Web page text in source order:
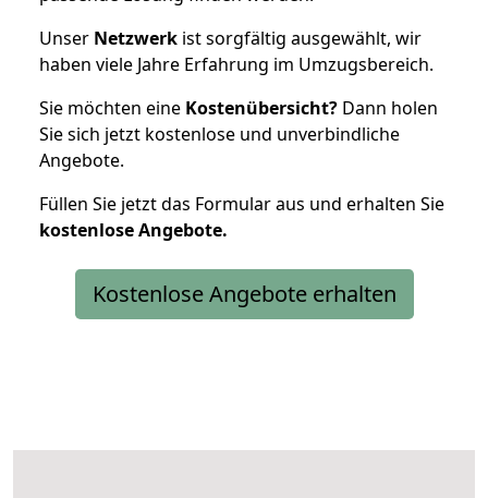
Unser Netzwerk ist sorgfältig ausgewählt, wir
haben viele Jahre Erfahrung im Umzugsbereich.
Sie möchten eine Kostenübersicht? Dann holen
Sie sich jetzt kostenlose und unverbindliche
Angebote.
Füllen Sie jetzt das Formular aus und erhalten Sie
kostenloseAngebote.
Kostenlose Angebote erhalten